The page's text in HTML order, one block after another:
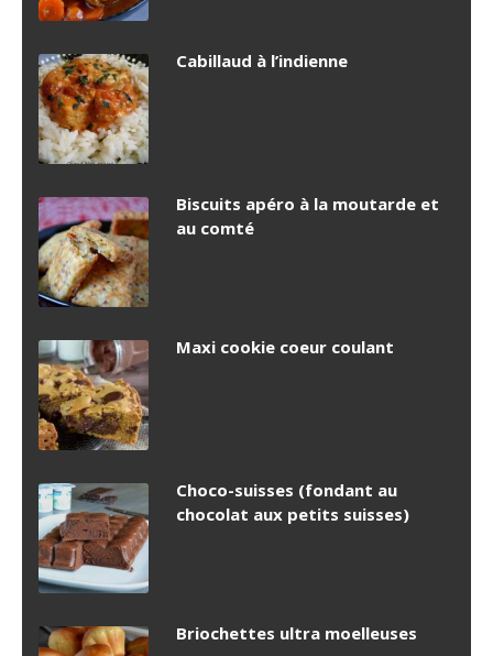
Cabillaud à l’indienne
Biscuits apéro à la moutarde et
au comté
Maxi cookie coeur coulant
Choco-suisses (fondant au
chocolat aux petits suisses)
Briochettes ultra moelleuses